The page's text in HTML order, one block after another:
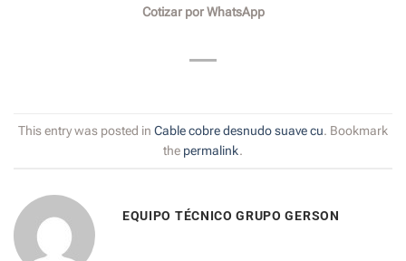
Cotizar por WhatsApp
This entry was posted in Cable cobre desnudo suave cu. Bookmark
the permalink.
EQUIPO TÉCNICO GRUPO GERSON